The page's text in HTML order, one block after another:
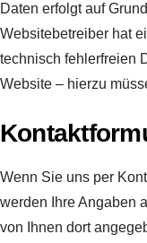
Daten erfolgt auf
Websitebetreiber hat
technisch fehlerfreien
Website – hierzu
Wenn Sie uns per
werden Ihre Angaben
von Ihnen dort